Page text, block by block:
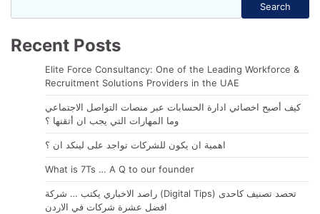
Search
Recent Posts
Elite Force Consultancy: One of the Leading Workforce &
Recruitment Solutions Providers in the UAE
كيف أصبح اخصائي ادارة الحسابات عبر منصات التواصل الاجتماعي
وما المهارات التي يجب ان أتقنها ؟
اهمية ان يكون للشركات تواجد على لينكد ان ؟
What is 7Ts … A Q to our founder
راصد الاخباري يكتب … شركة (Digital Tips) تحصد تصنيف كاحدى
افضل عشرة شركات في الاردن